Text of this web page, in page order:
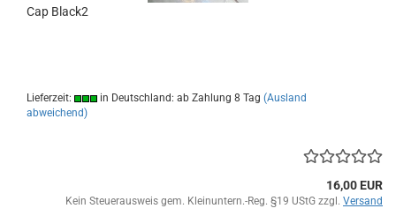
Cap Black2
Lieferzeit: in Deutschland: ab Zahlung 8 Tag (Ausland
abweichend)
16,00 EUR
Kein Steuerausweis gem. Kleinuntern.-Reg. §19 UStG zzgl. Versand